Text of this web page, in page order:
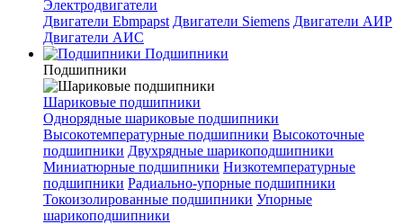
Электродвигатели
Двигатели Ebmpapst Двигатели Siemens Двигатели АИР
Двигатели АИС
Подшипники
Подшипники
Шариковые подшипники
Однорядные шариковые подшипники
Высокотемпературные подшипники Высокоточные
подшипники Двухрядные шарикоподшипники
Миниатюрные подшипники Низкотемпературные
подшипники Радиально-упорные подшипники
Токоизолированные подшипники Упорные
шарикоподшипники